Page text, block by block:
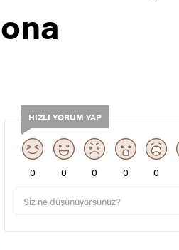
HIZLI YORUM YAP
0 0 0 0 0